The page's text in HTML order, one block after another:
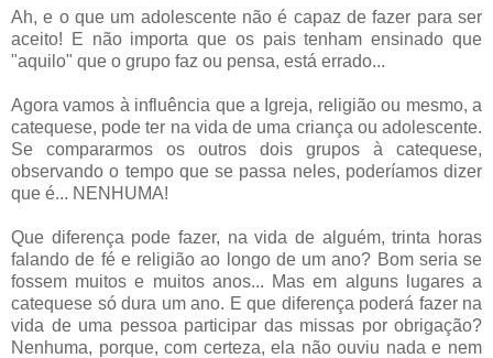
Ah, e o que um adolescente não é capaz de fazer para ser
aceito! E não importa que os pais tenham ensinado que
"aquilo" que o grupo faz ou pensa, está errado...
Agora vamos à influência que a Igreja, religião ou mesmo, a
catequese, pode ter na vida de uma criança ou adolescente.
Se compararmos os outros dois grupos à catequese,
observando o tempo que se passa neles, poderíamos dizer
que é... NENHUMA!
Que diferença pode fazer, na vida de alguém, trinta horas
falando de fé e religião ao longo de um ano? Bom seria se
fossem muitos e muitos anos... Mas em alguns lugares a
catequese só dura um ano. E que diferença poderá fazer na
vida de uma pessoa participar das missas por obrigação?
Nenhuma, porque, com certeza, ela não ouviu nada e nem